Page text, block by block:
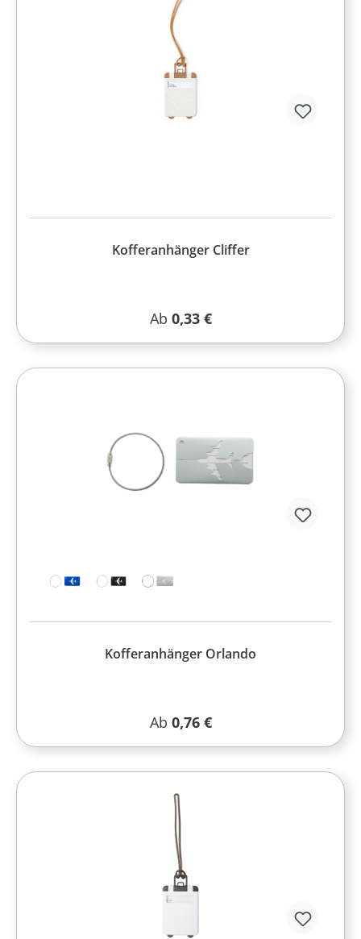
Kofferanhänger Cliffer
Regulärer Preis:
Ab 0,33 €
Kofferanhänger Orlando
Regulärer Preis:
Ab 0,76 €